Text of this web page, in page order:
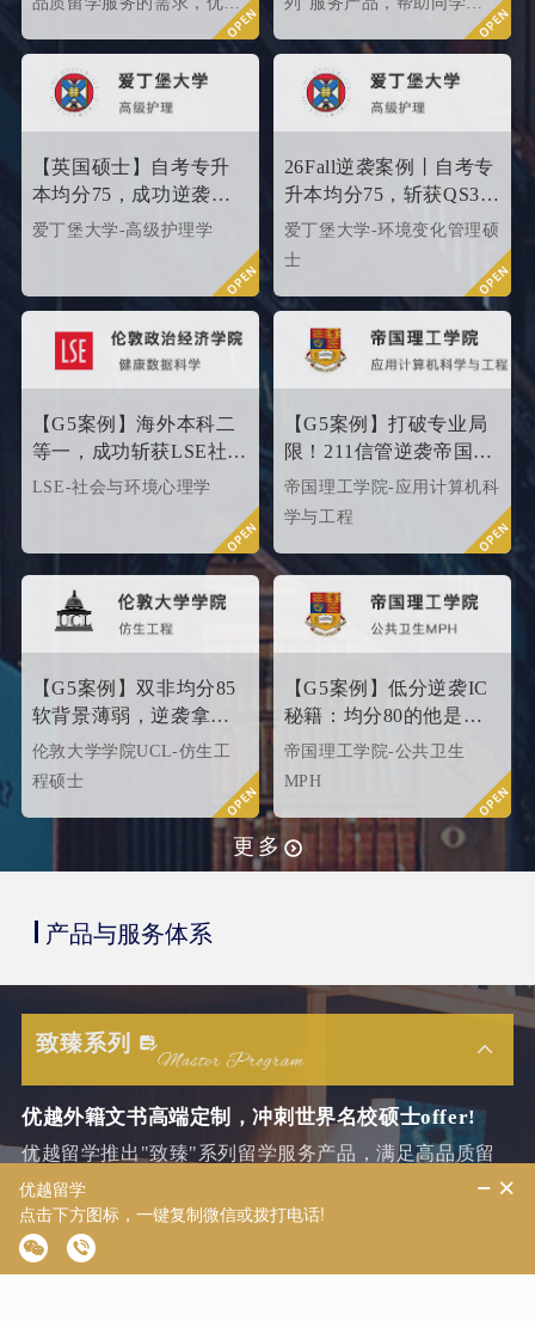
留学推出了更适合世界名校
服务产品。该留学服务产品
以外籍文书高端定制为核
新等留学多地域，包含本科/
在帮助更多学生拿下理想院
门，从外籍文书高端定制开
始！
【英国硕士】自考专升
本均分75，成功逆袭
QS34爱丁堡高级护理硕
爱丁堡大学-高级护理学
26Fall逆袭案例丨自考专
升本均分75，斩获QS35
爱丁堡高级护理硕士！
爱丁堡大学-环境变化管理硕
士
【G5案例】海外本科二
等一，成功斩获LSE社会
与环境心理学硕士
LSE-社会与环境心理学
【G5案例】打破专业局
限！211信管逆袭帝国理
工G5硬核计算机专业
帝国理工学院-应用计算机科
学与工程
【G5案例】双非均分85
软背景薄弱，逆袭拿下
UCL伦敦大学学院
offer！
伦敦大学学院UCL-仿生工
程硕士
【G5案例】低分逆袭IC
秘籍：均分80的他是这
样打动招生官的
帝国理工学院-公共卫生
MPH
更多
产品与服务体系
致臻系列
优越外籍文书高端定制，冲刺世界名校硕士offer!
优越留学推出"致臻"系列留学服务产品，满足高品质留
学需求，核心是外籍文书高端定制，覆盖多地域，含本
科/硕士全套申请服务。
文书体系完善